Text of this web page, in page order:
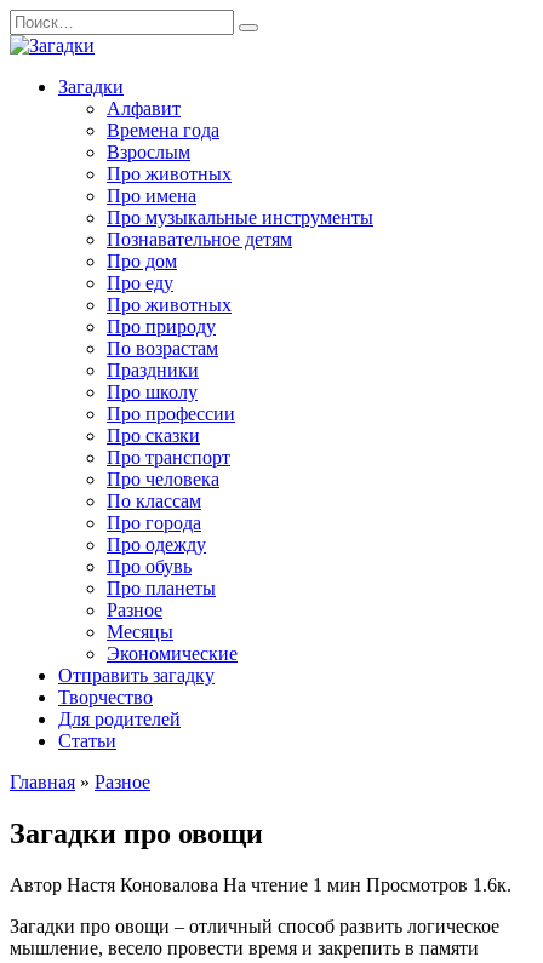
Перейти
к
содержанию
Search
for:
Загадки
Алфавит
Времена года
Взрослым
Про животных
Про имена
Про музыкальные инструменты
Познавательное детям
Про дом
Про еду
Про животных
Про природу
По возрастам
Праздники
Про школу
Про профессии
Про сказки
Про транспорт
Про человека
По классам
Про города
Про одежду
Про обувь
Про планеты
Разное
Месяцы
Экономические
Отправить загадку
Творчество
Для родителей
Статьи
Главная » Разное
Загадки про овощи
Автор Настя Коновалова На чтение 1 мин Просмотров 1.6к.
Загадки про овощи – отличный способ развить логическое
мышление, весело провести время и закрепить в памяти